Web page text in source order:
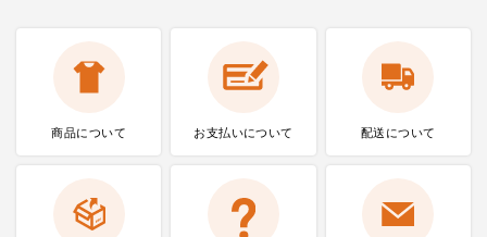
商品について お支払いについて 配送について